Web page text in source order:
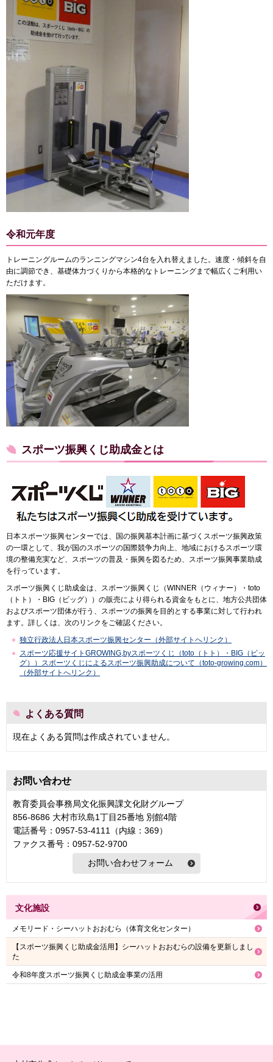
令和元年度
トレーニングルームのランニングマシン4台を入れ替えました。速度・傾斜を自
由に調節でき、基礎体力づくりから本格的なトレーニングまで幅広くご利用い
ただけます。
スポーツ振興くじ助成金とは
日本スポーツ振興センターでは、国の振興基本計画に基づくスポーツ振興政策
の一環として、我が国のスポーツの国際競争力向上、地域におけるスポーツ環
境の整備充実など、スポーツの普及・振興を図るため、スポーツ振興事業助成
を行っています。
スポーツ振興くじ助成金は、スポーツ振興くじ（WINNER（ウィナー）・toto
（トト）・BIG（ビッグ））の販売により得られる資金をもとに、地方公共団体
およびスポーツ団体が行う、スポーツの振興を目的とする事業に対して行われ
ます。詳しくは、次のリンクをご確認ください。
独立行政法人日本スポーツ振興センター（外部サイトへリンク）
スポーツ応援サイトGROWING,byスポーツくじ（toto（トト）・BIG（ビッ
グ））スポーツくじによるスポーツ振興助成について（toto-growing.com）
（外部サイトへリンク）
よくある質問
現在よくある質問は作成されていません。
お問い合わせ
教育委員会事務局文化振興課文化財グループ
856-8686 大村市玖島1丁目25番地 別館4階
電話番号：0957-53-4111（内線：369）
ファクス番号：0957-52-9700
文化施設
メモリード・シーハットおおむら（体育文化センター）
【スポーツ振興くじ助成金活用】シーハットおおむらの設備を更新しまし
た
令和8年度スポーツ振興くじ助成金事業の活用